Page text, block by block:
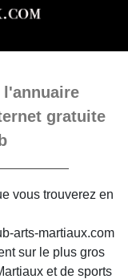
gratuite
vous trouverez en
arts-martiaux.com
sur le plus gros
et de sports